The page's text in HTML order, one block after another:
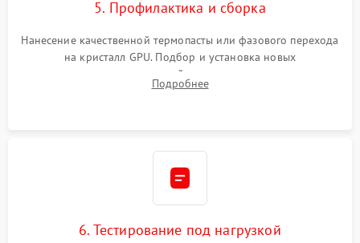
5. Профилактика и сборка
Нанесение качественной термопасты или фазового перехода
на кристалл GPU. Подбор и установка новых
термопрокладок правильной толщины на память и цепи
питания. Монтаж радиатора и бэкплейта, подключение и
Подробнее
6. Тестирование под нагрузкой